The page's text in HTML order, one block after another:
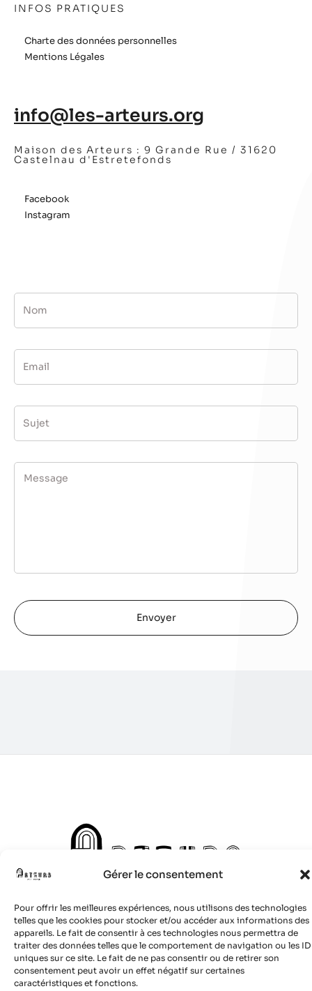
Gérer le consentement
Pour offrir les meilleures expériences, nous utilisons des technologies
telles que les cookies pour stocker et/ou accéder aux informations des
appareils. Le fait de consentir à ces technologies nous permettra de
traiter des données telles que le comportement de navigation ou les ID
uniques sur ce site. Le fait de ne pas consentir ou de retirer son
consentement peut avoir un effet négatif sur certaines
caractéristiques et fonctions.
INFOS PRATIQUES
Charte des données personnelles
Mentions Légales
info@les-arteurs.org
Maison des Arteurs : 9 Grande Rue / 31620
Castelnau d'Estretefonds
Facebook
Instagram
© 2024 Site réalisé parBoulevardenil